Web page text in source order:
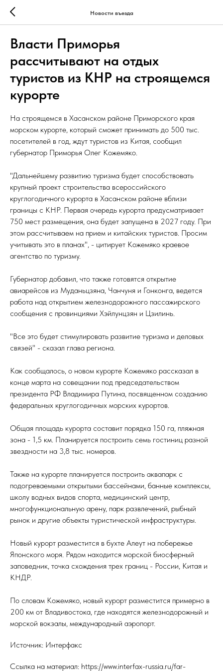
Новости въезда
Власти Приморья
рассчитывают на отдых
туристов из КНР на строящемся
курорте
На строящемся в Хасанском районе Приморского края
морском курорте, который сможет принимать до 500 тыс.
посетителей в год, ждут туристов из Китая, сообщил
губернатор Приморья Олег Кожемяко.
"Дальнейшему развитию туризма будет способствовать
крупный проект строительства всероссийского
круглогодичного курорта в Хасанском районе вблизи
границы с КНР. Первая очередь курорта предусматривает
750 мест размещения, она будет запущена в 2027 году. При
этом рассчитываем на прием и китайских туристов. Просим
учитывать это в планах", - цитирует Кожемяко краевое
агентство по туризму.
Губернатор добавил, что также готовятся открытие
авиарейсов из Муданьцзяна, Чанчуня и Гонконга, ведется
работа над открытием железнодорожного пассажирского
сообщения с провинциями Хэйлунцзян и Цзилинь.
"Все это будет стимулировать развитие туризма и деловых
связей" - сказал глава региона.
Как сообщалось, о новом курорте Кожемяко рассказал в
конце марта на совещании под председательством
президента РФ Владимира Путина, посвященном созданию
федеральных круглогодичных морских курортов.
Общая площадь курорта составит порядка 150 га, пляжная
зона - 1,5 км. Планируется построить семь гостиниц разной
звездности на 3,8 тыс. номеров.
Также на курорте планируется построить аквапарк с
подогреваемыми открытыми бассейнами, банные комплексы,
школу водных видов спорта, медицинский центр,
многофункциональную арену, парк развлечений, рыбный
рынок и другие объекты туристической инфраструктуры.
Новый курорт разместится в бухте Алеут на побережье
Японского моря. Рядом находится морской биосферный
заповедник, точка схождения трех границ - России, Китая и
КНДР.
По словам Кожемяко, новый курорт разместится примерно в
200 км от Владивостока, где находятся железнодорожный и
морской вокзалы, международный аэропорт.
Источник: Интерфакс
Ссылка на материал: https://www.interfax-russia.ru/far-